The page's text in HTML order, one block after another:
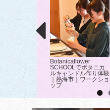
Botanicaflower
SCHOOLでボタニカ
ルキャンドル作り体験
｜熱海市｜ワークショ
ップ